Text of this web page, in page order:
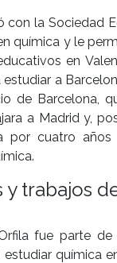
con la Sociedad
química y le
en
a
de Barcelona,
a Madrid y,
por cuatro
y trabajos
fue parte
química